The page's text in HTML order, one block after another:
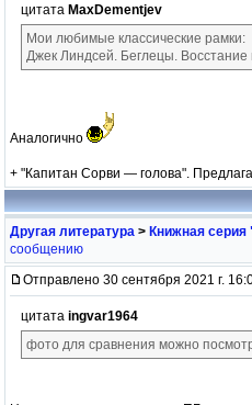
цитата MaxDementjev
Мои любимые классические рамки:
Джек Линдсей. Беглецы. Восстание
Аналогично
+ "Капитан Сорви — голова".
Другая литература > Книжная
сообщению
Отправлено 30 сентября 2021 г.
цитата ingvar1964
фото для сравнения можно